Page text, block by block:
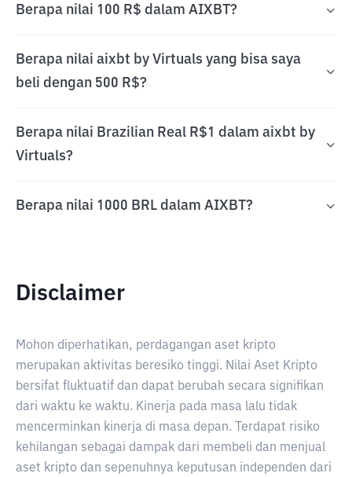
Berapa nilai 100 R$ dalam AIXBT?
Berapa nilai aixbt by Virtuals yang bisa saya
beli dengan 500 R$?
Berapa nilai Brazilian Real R$1 dalam aixbt by
Virtuals?
Berapa nilai 1000 BRL dalam AIXBT?
Disclaimer
Mohon diperhatikan, perdagangan aset kripto
merupakan aktivitas beresiko tinggi. Nilai Aset Kripto
bersifat fluktuatif dan dapat berubah secara signifikan
dari waktu ke waktu. Kinerja pada masa lalu tidak
mencerminkan kinerja di masa depan. Terdapat risiko
kehilangan sebagai dampak dari membeli dan menjual
aset kripto dan sepenuhnya keputusan independen dari